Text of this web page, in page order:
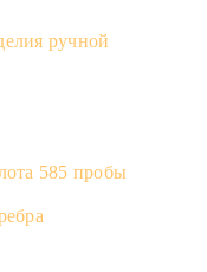
ручной
585 пробы